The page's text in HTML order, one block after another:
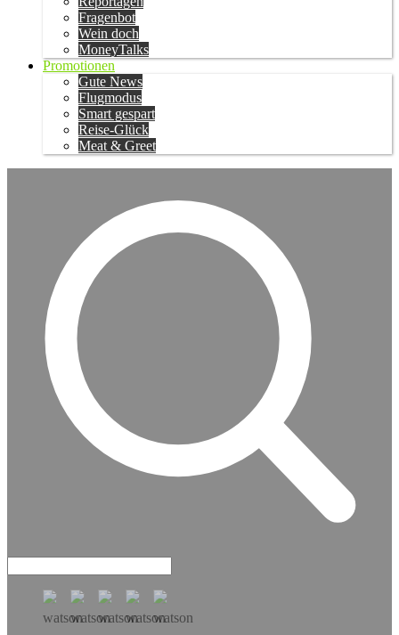
Fragenbot
Wein doch
MoneyTalks
Promotionen
Gute News
Flugmodus
Smart gespart
Reise-Glück
Meat & Greet